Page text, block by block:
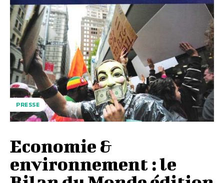
PRESSE
Economie &
environnement : le